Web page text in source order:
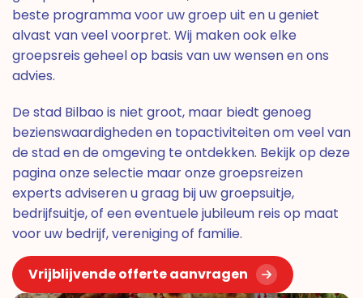
beste programma voor uw groep uit en u geniet
alvast van veel voorpret. Wij maken ook elke
groepsreis geheel op basis van uw wensen en ons
advies.
De stad Bilbao is niet groot, maar biedt genoeg
bezienswaardigheden en topactiviteiten om veel van
de stad en de omgeving te ontdekken. Bekijk op deze
pagina onze selectie maar onze groepsreizen
experts adviseren u graag bij uw groepsuitje,
bedrijfsuitje, of een eventuele jubileum reis op maat
voor uw bedrijf, vereniging of familie.
Vrijblijvende offerte aanvragen